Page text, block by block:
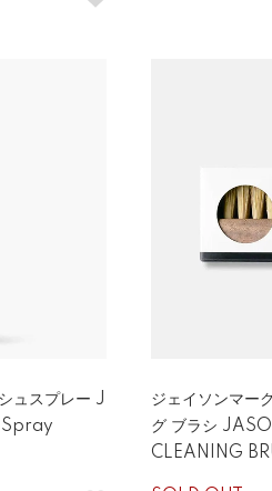
ュスプレー J
Spray
ジェイソンマー
グ ブラシ
CLEANING